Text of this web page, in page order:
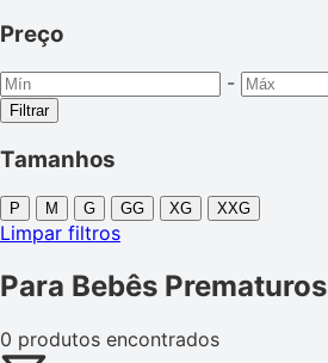
Preço
-
Filtrar
Tamanhos
P M G GG XG XXG
Limpar filtros
Para Bebês Prematuros
0 produtos encontrados